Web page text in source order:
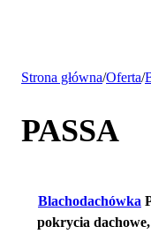
Strona główna/Oferta/
PASSA
Blachodachówka
pokrycia